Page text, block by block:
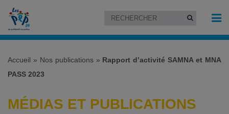
Accueil » Nos publications» Rapport d’activité SAMNA et MNA
PASS 2023
MÉDIAS ET PUBLICATIONS